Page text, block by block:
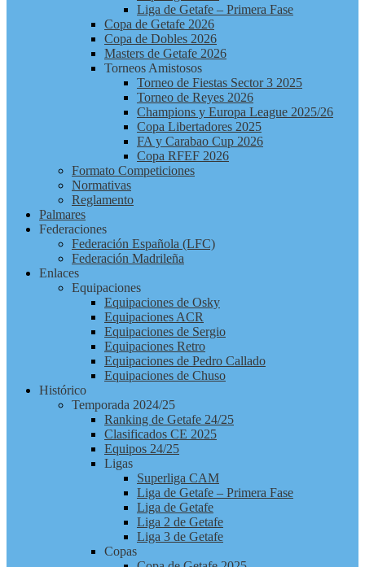
Liga de Getafe – Primera Fase
Copa de Getafe 2026
Copa de Dobles 2026
Masters de Getafe 2026
Torneos Amistosos
Torneo de Fiestas Sector 3 2025
Torneo de Reyes 2026
Champions y Europa League 2025/26
Copa Libertadores 2025
FA y Carabao Cup 2026
Copa RFEF 2026
Formato Competiciones
Normativas
Reglamento
Palmares
Federaciones
Federación Española (LFC)
Federación Madrileña
Enlaces
Equipaciones
Equipaciones de Osky
Equipaciones ACR
Equipaciones de Sergio
Equipaciones Retro
Equipaciones de Pedro Callado
Equipaciones de Chuso
Histórico
Temporada 2024/25
Ranking de Getafe 24/25
Clasificados CE 2025
Equipos 24/25
Ligas
Superliga CAM
Liga de Getafe – Primera Fase
Liga de Getafe
Liga 2 de Getafe
Liga 3 de Getafe
Copas